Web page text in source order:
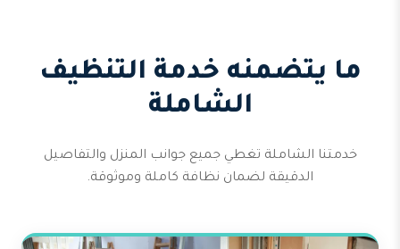
ما يتضمنه خدمة التنظيف
الشاملة
خدمتنا الشاملة تغطي جميع جوانب المنزل والتفاصيل
الدقيقة لضمان نظافة كاملة وموثوقة.